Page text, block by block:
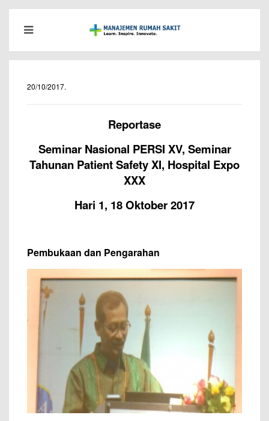
20/10/2017.
Reportase
Seminar Nasional PERSI XV, Seminar
Tahunan Patient Safety XI, Hospital Expo
XXX
Hari 1, 18 Oktober 2017
Pembukaan dan Pengarahan